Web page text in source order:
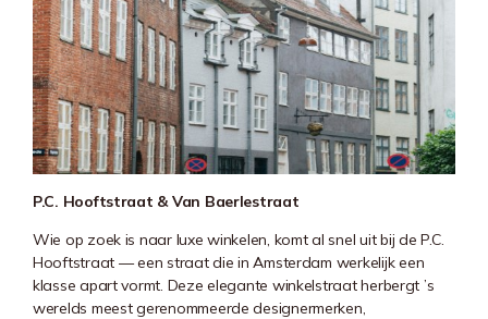
P.C. Hooftstraat & Van Baerlestraat
Wie op zoek is naar luxe winkelen, komt al snel uit bij deP.C.
Hooftstraat — een straat die in Amsterdam werkelijk een
klasse apart vormt. Deze elegante winkelstraat herbergt ’s
werelds meest gerenommeerde designermerken,